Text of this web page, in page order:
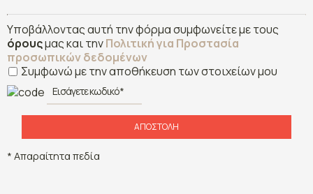
Υποβάλλοντας αυτή την φόρμα συμφωνείτε με τους
όρουςμας και τηνΠολιτική για Προστασία
προσωπικών δεδομένων
Συμφωνώ με την αποθήκευση των στοιχείων μου
ΑΠΟΣΤΟΛΉ
* Απαραίτητα πεδία